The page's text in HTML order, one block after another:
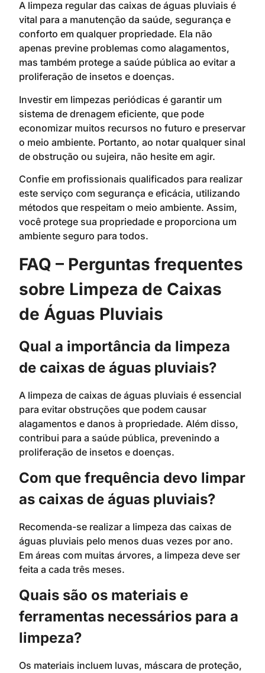
A limpeza regular das caixas de águas pluviais é
vital para a manutenção da saúde, segurança e
conforto em qualquer propriedade. Ela não
apenas previne problemas como alagamentos,
mas também protege a saúde pública ao evitar a
proliferação de insetos e doenças.
Investir em limpezas periódicas é garantir um
sistema de drenagem eficiente, que pode
economizar muitos recursos no futuro e preservar
o meio ambiente. Portanto, ao notar qualquer sinal
de obstrução ou sujeira, não hesite em agir.
Confie em profissionais qualificados para realizar
este serviço com segurança e eficácia, utilizando
métodos que respeitam o meio ambiente. Assim,
você protege sua propriedade e proporciona um
ambiente seguro para todos.
FAQ – Perguntas frequentes
sobre Limpeza de Caixas
de Águas Pluviais
Qual a importância da limpeza
de caixas de águas pluviais?
A limpeza de caixas de águas pluviais é essencial
para evitar obstruções que podem causar
alagamentos e danos à propriedade. Além disso,
contribui para a saúde pública, prevenindo a
proliferação de insetos e doenças.
Com que frequência devo limpar
as caixas de águas pluviais?
Recomenda-se realizar a limpeza das caixas de
águas pluviais pelo menos duas vezes por ano.
Em áreas com muitas árvores, a limpeza deve ser
feita a cada três meses.
Quais são os materiais e
ferramentas necessários para a
limpeza?
Os materiais incluem luvas, máscara de proteção,